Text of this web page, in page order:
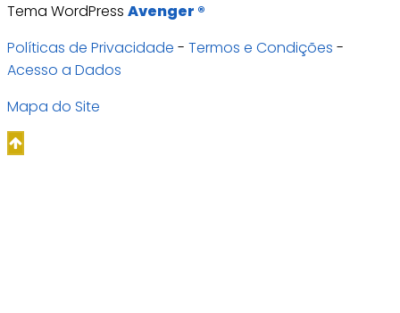
Tema WordPress Avenger ®
Políticas de Privacidade - Termos e Condições -
Acesso a Dados
Mapa do Site